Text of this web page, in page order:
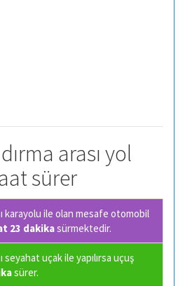
arası yol
sürer
karayolu ile olan mesafe otomobil
23 dakikasürmektedir.
seyahat uçak ile yapılırsa uçuş
sürer.